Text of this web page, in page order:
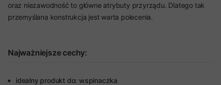
oraz niezawodność to główne atrybuty przyrządu. Dlatego tak
przemyślana konstrukcja jest warta polecenia.
Najważniejsze cechy:
idealny produkt do: wspinaczka